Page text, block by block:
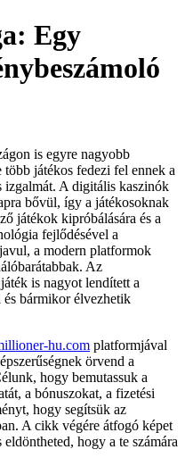
Egy
is egyre nagyobb
játékos fedezi fel ennek a
izgalmát. A digitális kaszinók
bővül, így a játékosoknak
játékok kipróbálására és a
fejlődésével a
a modern platformok
Az
is nagyot lendített a
és bármikor élvezhetik
hu.com platformjával
örvend a
hogy bemutassuk a
a bónuszokat, a fizetési
hogy segítsük az
A cikk végére átfogó képet
hogy a te számára